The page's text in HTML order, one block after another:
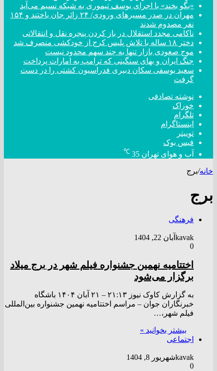
«بگو بخند» با اجرای یوسف تیموری به شبکه نسیم می‌آید
مهران در صدر مسیر‌های ورودی/ ۲۴ زائر جان باختند و ۱۵۴
نفر مصدوم شدند
ناکامی مجدد استقلال در باز کردن پنجره نقل و انتقالاتی
دختر ‌۱۸‌ ‌ساله‌ با تلاش پلیس کرج از خودکشی منصرف شد
موج صعودی بازار تنها به چند سهم محدود نیست
جنگ ایران و بهای سنگینی که ترامپ به امارات پرداخت
سعید یوسفی سکان دبیری فدراسیون کشتی را در دست
گرفت
نوشته تصادفی
خوراک
تلگرام
اینستاگرام
توییتر
فیس بوک
آب و هوای تهران 35
℃
خانه/برج
برج
فرهنگی
kavak آبان 22, 1404
0
اختتامیه نهمین جشنواره فیلم شهر در برج میلاد
برگزار می‌شود
به گزارش کاوک نیوز ۲۱:۱۳ – ۲۱ آبان ۱۴۰۴ باشگاه
خبرنگاران جوان – مراسم اختتامیه نهمین جشنواره بین‌المللی
فیلم شهر،…
بیشتر بخوانید »
اجتماعی
kavakشهریور 8, 1404
0